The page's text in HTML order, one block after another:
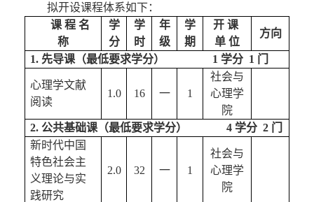
拟开设课程体系如下：
课 程 名
称
学
分
学
时
年
级
学
期
开 课
单 位
方向
1. 先导课 （最低要求学分） 1 学分 1 门
心理学文献
阅读
1.0 16 一 1
社会与
心理学
院
2. 公共基础课（最低要求学分）
4 学分  2 门
新时代中国
特色社会主
义理论与实
践研究
2.0 32 一 1
社会与
心理学
院